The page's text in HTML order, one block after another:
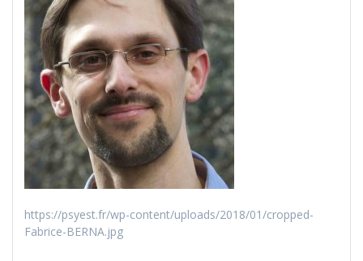
https://psyest.fr/wp-content/uploads/2018/01/cropped-
Fabrice-BERNA.jpg